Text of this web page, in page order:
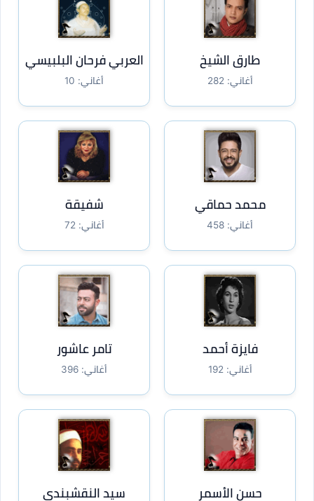
طارق الشيخ
أغاني: 282
العربي فرحان البلبيسي
أغاني: 10
محمد حماقي
أغاني: 458
شفيقة
أغاني: 72
فايزة أحمد
أغاني: 192
تامر عاشور
أغاني: 396
حسن الأسمر سيد النقشبندي